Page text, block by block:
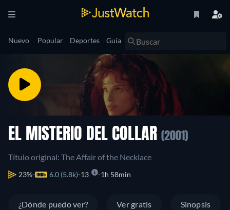
Nuevo Popular Deportes Guía
EL MISTERIO DEL COLLAR (2001)
Título original: The Affair of the Necklace
23% 6.0 (5.8k) 13 1h 58min
¿Dónde puedo ver? Ver gratis Sinopsis